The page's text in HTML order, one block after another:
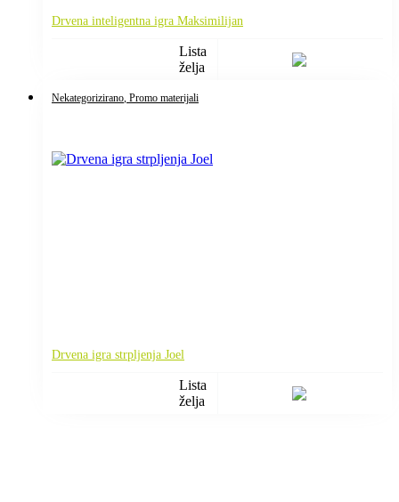
Drvena inteligentna igra Maksimilijan
Lista
želja
Nekategorizirano , Promo materijali
Drvena igra strpljenja Joel
Lista
želja